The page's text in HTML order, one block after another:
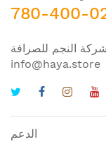
780-400-
النجم للصرافة
info@haya.store
الدعم